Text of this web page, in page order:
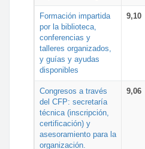
Formación impartida
por la biblioteca,
conferencias y
talleres organizados,
y guías y ayudas
disponibles
9,10
Congresos a través
del CFP: secretaría
técnica (inscripción,
certificación) y
asesoramiento para la
organización.
9,06